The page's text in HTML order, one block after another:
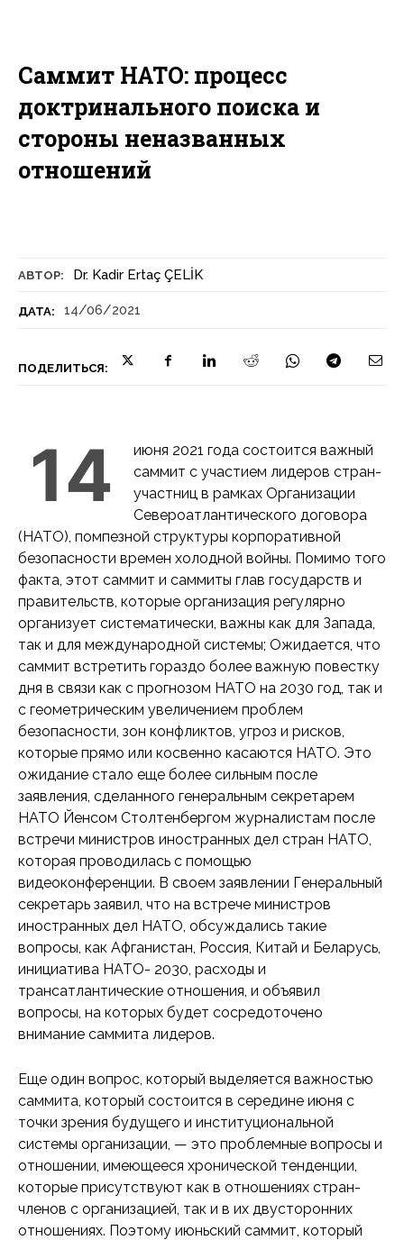
АВТОР: Dr. Kadir Ertaç ÇELİK
ДАТА: 14/06/2021
ПОДЕЛИТЬСЯ:
Саммит НАТО: процесс
доктринального поиска и
стороны неназванных
отношений
14
июня 2021 года состоится важный
саммит с участием лидеров стран-
участниц в рамках Организации
Североатлантического договора
(НАТО), помпезной структуры корпоративной
безопасности времен холодной войны. Помимо того
факта, этот саммит и саммиты глав государств и
правительств, которые организация регулярно
организует систематически, важны как для Запада,
так и для международной системы; Ожидается, что
саммит встретить гораздо более важную повестку
дня в связи как с прогнозом НАТО на 2030 год, так и
с геометрическим увеличением проблем
безопасности, зон конфликтов, угроз и рисков,
которые прямо или косвенно касаются НАТО. Это
ожидание стало еще более сильным после
заявления, сделанного генеральным секретарем
НАТО Йенсом Столтенбергом журналистам после
встречи министров иностранных дел стран НАТО,
которая проводилась с помощью
видеоконференции. В своем заявлении Генеральный
секретарь заявил, что на встрече министров
иностранных дел НАТО, обсуждались такие
вопросы, как Афганистан, Россия, Китай и Беларусь,
инициатива НАТО- 2030, расходы и
трансатлантические отношения, и объявил
вопросы, на которых будет сосредоточено
внимание саммита лидеров.
Еще один вопрос, который выделяется важностью
саммита, который состоится в середине июня с
точки зрения будущего и институциональной
системы организации, — это проблемные вопросы и
отношении, имеющееся хронической тенденции,
которые присутствуют как в отношениях стран-
членов с организацией, так и в их двусторонних
отношениях. Поэтому июньский саммит, который